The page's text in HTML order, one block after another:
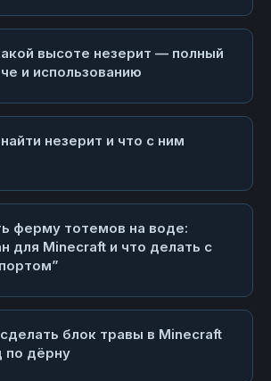
высоте незерит — полный
и использованию
незерит и что с ним
ферму тотемов на воде:
для Minecraft и что делать с
блок травы в Minecraft
по дёрну